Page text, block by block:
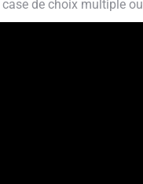
de choix multiple